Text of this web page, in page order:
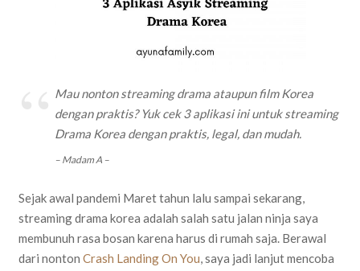
Mau nonton streaming drama ataupun film Korea
dengan praktis? Yuk cek 3 aplikasi ini untuk streaming
Drama Korea dengan praktis, legal, dan mudah.
– Madam A –
Sejak awal pandemi Maret tahun lalu sampai sekarang,
streaming drama korea adalah salah satu jalan ninja saya
membunuh rasa bosan karena harus di rumah saja. Berawal
dari nonton Crash Landing On You , saya jadi lanjut mencoba